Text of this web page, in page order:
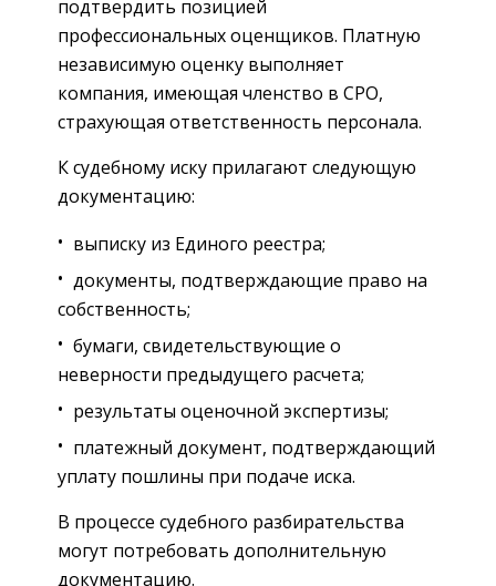
подтвердить позицией
профессиональных оценщиков. Платную
независимую оценку выполняет
компания, имеющая членство в СРО,
страхующая ответственность персонала.
К судебному иску прилагают следующую
документацию:
выписку из Единого реестра;
документы, подтверждающие право на
собственность;
бумаги, свидетельствующие о
неверности предыдущего расчета;
результаты оценочной экспертизы;
платежный документ, подтверждающий
уплату пошлины при подаче иска.
В процессе судебного разбирательства
могут потребовать дополнительную
документацию.